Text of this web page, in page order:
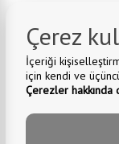
Çerez
İçeriği
için kendi ve
Çerezler hakkında